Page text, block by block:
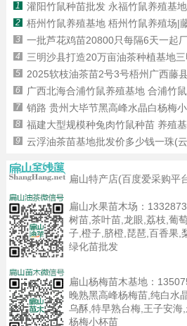
1 灌阳竹鼠种苗批发 永福竹鼠养殖基
2 梧州竹鼠养殖基地 梧州竹鼠养殖场|
3 一批芦花鸡苗20800只每隔6天一起
4 三明沙县打造20万亩油茶种植基地
5 2025软枝油茶苗2号3号梧州广西藤
6 广西北海合浦竹鼠养殖基地 合浦竹
7 销路 贵州大毕节黑高峰水晶白杨梅
8 福建大型规模种兔肉竹鼠种苗 养殖
9 云浮油茶苗基地批发价多少钱一珠(
扁山特产店(百度爱采购平
扁山水果苗木场：
树苗,茶叶苗,龙眼,荔枝,葡
子,橙子,脐橙,琵琶,百香果,
绿化苗批发
扁山杨梅苗木基地：
晚熟黑高峰杨梅苗,纯白水
乌酥,特早熟台梅,王子安海
杨梅小杯苗